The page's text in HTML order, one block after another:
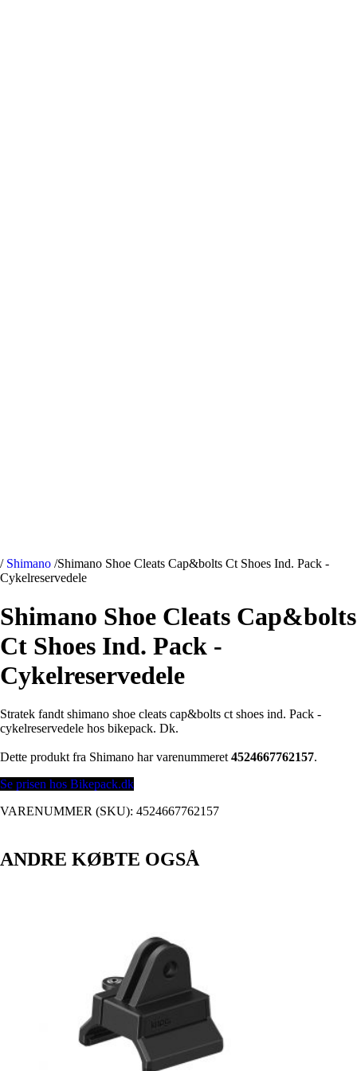
/ Shimano /Shimano Shoe Cleats Cap&bolts Ct Shoes Ind. Pack -
Cykelreservedele
Shimano Shoe Cleats Cap&bolts
Ct Shoes Ind. Pack -
Cykelreservedele
Stratek fandt shimano shoe cleats cap&bolts ct shoes ind. Pack -
cykelreservedele hos bikepack. Dk.
Dette produkt fra Shimano har varenummeret4524667762157.
Se prisen hos Bikepack.dk
VARENUMMER (SKU): 4524667762157
ANDRE KØBTE OGSÅ